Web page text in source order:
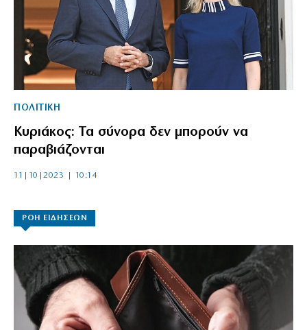
ΠΟΛΙΤΙΚΗ
Κυριάκος: Τα σύνορα δεν μπορούν να
παραβιάζονται
11|10|2023 | 10:14
ΡΟΗ ΕΙΔΗΣΕΩΝ